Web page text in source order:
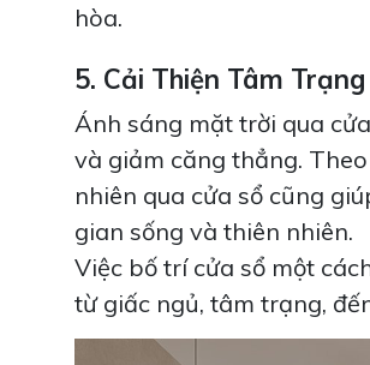
hòa.
5. Cải Thiện Tâm
Ánh sáng mặt trời qua
và giảm căng thẳng.
nhiên qua cửa sổ cũng
gian sống và thiên nhiên.
Việc bố trí cửa sổ một
từ giấc ngủ, tâm trạng,